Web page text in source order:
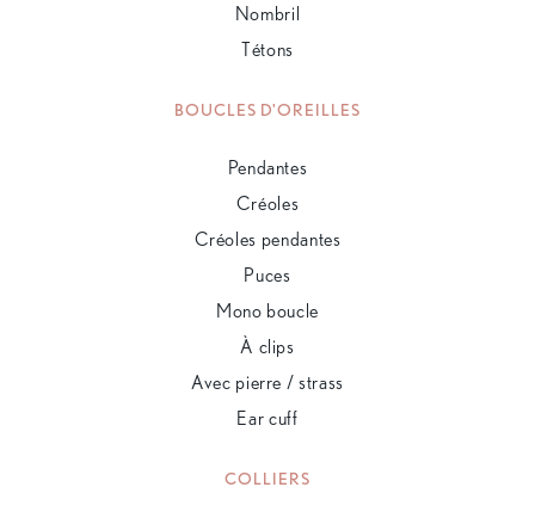
Nombril
Tétons
BOUCLES D'OREILLES
Pendantes
Créoles
Créoles pendantes
Puces
Mono boucle
À clips
Avec pierre / strass
Ear cuff
COLLIERS